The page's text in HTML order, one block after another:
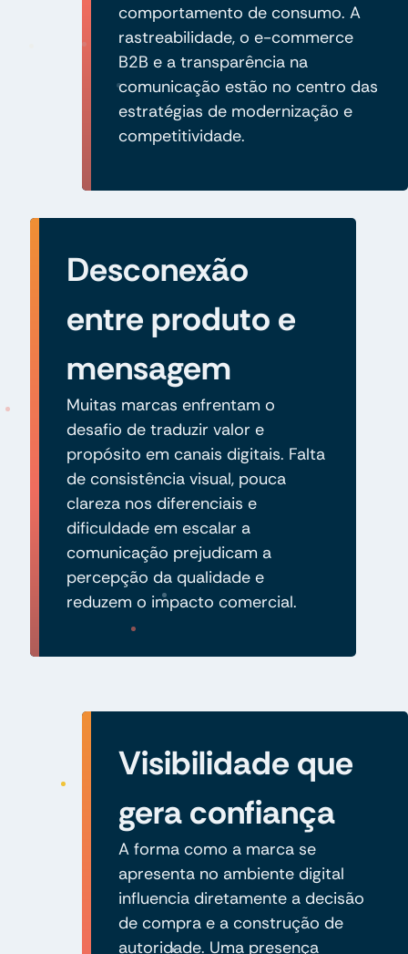
comportamento de consumo. A
rastreabilidade, o e-commerce
B2B e a transparência na
comunicação estão no centro das
estratégias de modernização e
competitividade.
Desconexão
entre produto e
mensagem
Muitas marcas enfrentam o
desafio de traduzir valor e
propósito em canais digitais. Falta
de consistência visual, pouca
clareza nos diferenciais e
dificuldade em escalar a
comunicação prejudicam a
percepção da qualidade e
reduzem o impacto comercial.
Visibilidade que
gera confiança
A forma como a marca se
apresenta no ambiente digital
influencia diretamente a decisão
de compra e a construção de
autoridade. Uma presença